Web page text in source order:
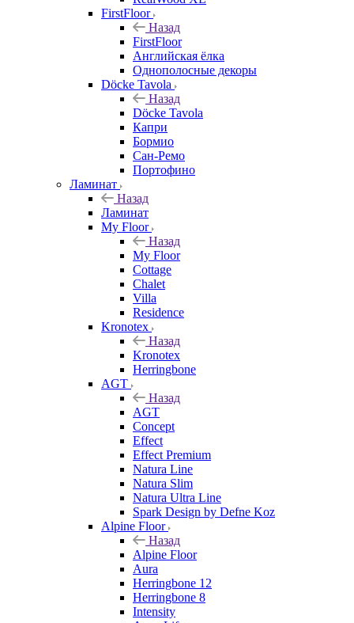
FirstFloor
Назад
FirstFloor
Английская ёлка
Однополосные декоры
Döcke Tavola
Назад
Döcke Tavola
Капри
Бормио
Сан-Ремо
Портофино
Ламинат
Назад
Ламинат
My Floor
Назад
My Floor
Cottage
Chalet
Villa
Residence
Kronotex
Назад
Kronotex
Herringbone
AGT
Назад
AGT
Concept
Effect
Effect Premium
Natura Line
Natura Slim
Natura Ultra Line
Spark Design by Defne Koz
Alpine Floor
Назад
Alpine Floor
Aura
Herringbone 12
Herringbone 8
Intensity